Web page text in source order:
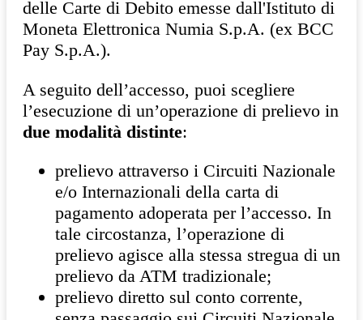
delle Carte di Debito emesse dall'Istituto di
Moneta Elettronica Numia S.p.A. (ex BCC
Pay S.p.A.).
A seguito dell’accesso, puoi scegliere
l’esecuzione di un’operazione di prelievo in
due modalità distinte:
prelievo attraverso i Circuiti Nazionale
e/o Internazionali della carta di
pagamento adoperata per l’accesso. In
tale circostanza, l’operazione di
prelievo agisce alla stessa stregua di un
prelievo da ATM tradizionale;
prelievo diretto sul conto corrente,